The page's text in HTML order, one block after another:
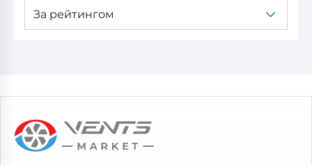
За рейтингом